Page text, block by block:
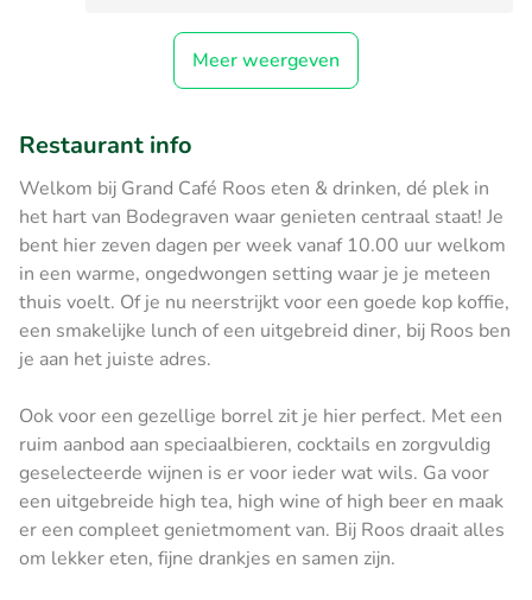
Meer weergeven
Restaurant info
Welkom bij Grand Café Roos eten & drinken, dé plek in
het hart van Bodegraven waar genieten centraal staat! Je
bent hier zeven dagen per week vanaf 10.00 uur welkom
in een warme, ongedwongen setting waar je je meteen
thuis voelt. Of je nu neerstrijkt voor een goede kop koffie,
een smakelijke lunch of een uitgebreid diner, bij Roos ben
je aan het juiste adres.
Ook voor een gezellige borrel zit je hier perfect. Met een
ruim aanbod aan speciaalbieren, cocktails en zorgvuldig
geselecteerde wijnen is er voor ieder wat wils. Ga voor
een uitgebreide high tea, high wine of high beer en maak
er een compleet genietmoment van. Bij Roos draait alles
om lekker eten, fijne drankjes en samen zijn.